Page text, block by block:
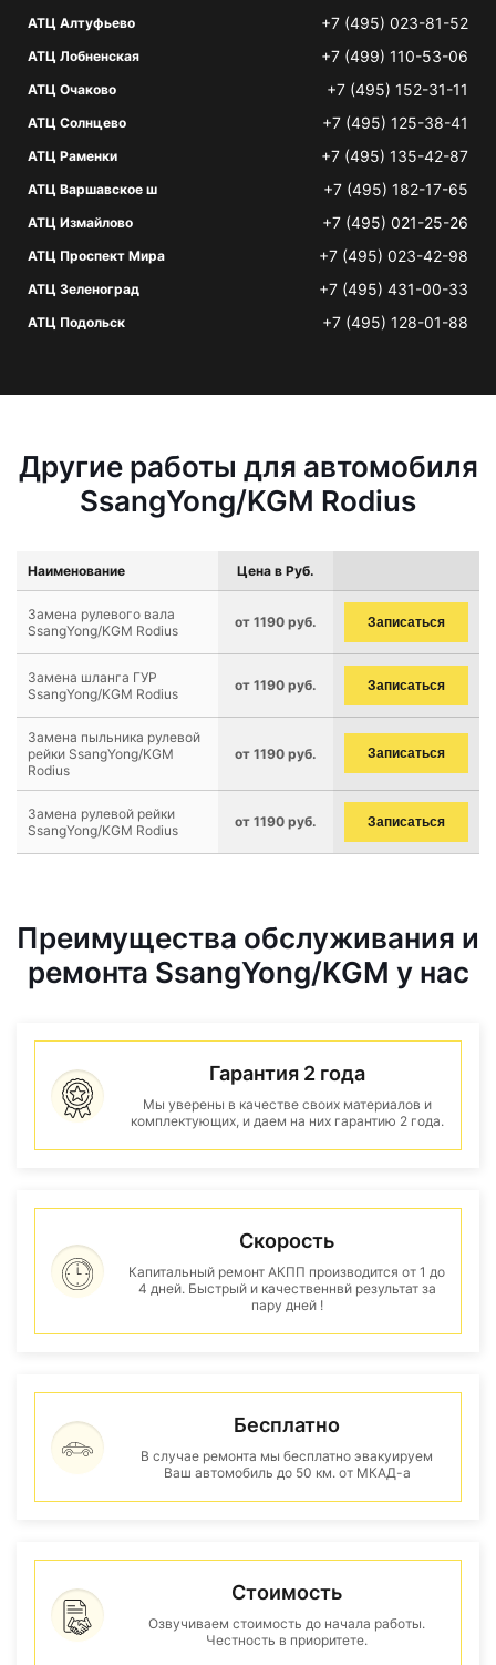
АТЦ Алтуфьево +7 (495) 023-81-52
АТЦ Лобненская +7 (499) 110-53-06
АТЦ Очаково +7 (495) 152-31-11
АТЦ Солнцево +7 (495) 125-38-41
АТЦ Раменки +7 (495) 135-42-87
АТЦ Варшавское ш +7 (495) 182-17-65
АТЦ Измайлово +7 (495) 021-25-26
АТЦ Проспект Мира +7 (495) 023-42-98
АТЦ Зеленоград +7 (495) 431-00-33
АТЦ Подольск +7 (495) 128-01-88
Другие работы для автомобиля
SsangYong/KGM Rodius
Наименование Цена в Руб.
Замена рулевого вала
SsangYong/KGM Rodius
от 1190 руб. Записаться
Замена шланга ГУР
SsangYong/KGM Rodius
от 1190 руб. Записаться
Замена пыльника рулевой
рейки SsangYong/KGM
Rodius
от 1190 руб. Записаться
Замена рулевой рейки
SsangYong/KGM Rodius
от 1190 руб. Записаться
Преимущества обслуживания и
ремонта SsangYong/KGM у нас
Гарантия 2 года
Мы уверены в качестве своих материалов и
комплектующих, и даем на них гарантию 2 года.
Скорость
Капитальный ремонт АКПП производится от 1 до
4 дней. Быстрый и качественнвй результат за
пару дней !
Бесплатно
В случае ремонта мы бесплатно эвакуируем
Ваш автомобиль до 50 км. от МКАД-а
Стоимость
Озвучиваем стоимость до начала работы.
Честность в приоритете.